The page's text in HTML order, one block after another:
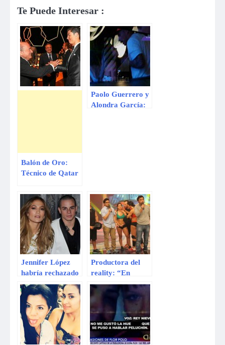
Te Puede Interesar :
Balón de Oro:
Técnico de Qatar
obligado a votar
por Cristiano
Ronaldo
Paolo Guerrero y
Alondra García:
Jennifer López
habría rechazado
boda con Casper
Smart
Productora del
reality: “En
‘Combate’ nada
está armado”